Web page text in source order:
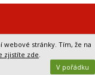
webu
webové stránky. Tím, že na
zjistíte zde.
V pořádku